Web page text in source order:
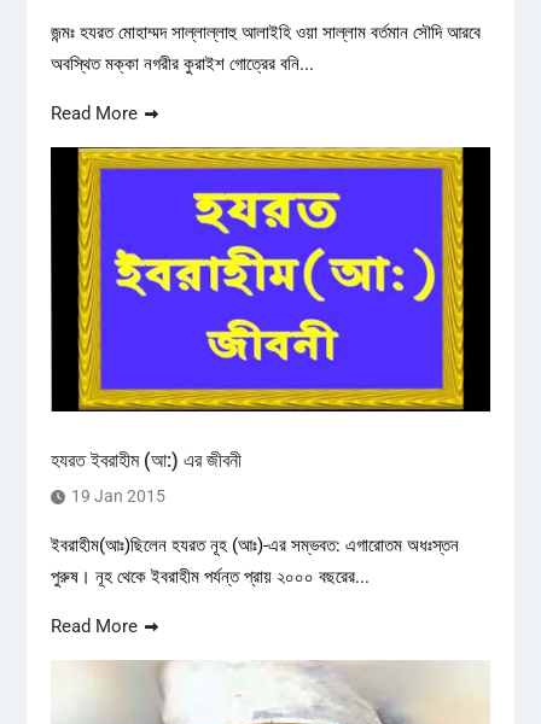
জন্মঃ হযরত মোহাম্মদ সাল্লাল্লাহু আলাইহি ওয়া সাল্লাম বর্তমান সৌদি আরবে
অবস্থিত মক্কা নগরীর কুরাইশ গোত্রের বনি...
Read More
হযরত ইবরাহীম (আ:) এর জীবনী
19 Jan 2015
ইবরাহীম(আঃ)ছিলেন হযরত নূহ (আঃ)-এর সম্ভবত: এগারোতম অধঃস্তন
পুরুষ। নূহ থেকে ইবরাহীম পর্যন্ত প্রায় ২০০০ বছরের...
Read More